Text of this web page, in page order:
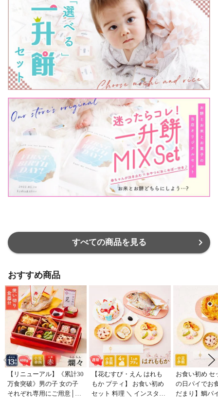
すべての商品を見る
おすすめ商品
【リニューアル】《累計30
万食突破》男の子 女の子
それぞれ専用にご用意│国
【花むすび・えん はれも
もか プティ】 お食い初め
セット 料理 ＼ インスタで
お食い初め セ
の日パイでお
だまり】鯛パ